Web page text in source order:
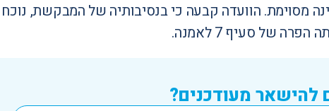
מסוימת. הוועדה קבעה כי בנסיבותיה של המבקשת,
של סעיף 7 לאמנה.
להישאר מעודכנים?